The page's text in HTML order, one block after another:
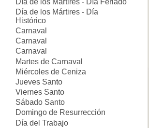
Día de los Mártires - Día
Histórico
Carnaval
Carnaval
Carnaval
Martes de Carnaval
Miércoles de Ceniza
Jueves Santo
Viernes Santo
Sábado Santo
Domingo de Resurrección
Día del Trabajo